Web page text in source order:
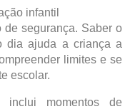
infantil
de segurança. Saber o
dia ajuda a criança a
limites e se
escolar.
inclui momentos de